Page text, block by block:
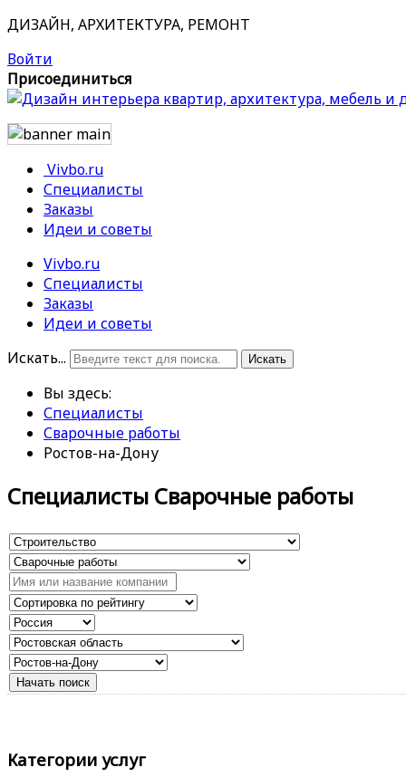
ДИЗАЙН, АРХИТЕКТУРА, РЕМОНТ
Войти
Присоединиться
Vivbo.ru
Специалисты
Заказы
Идеи и советы
Vivbo.ru
Специалисты
Заказы
Идеи и советы
Искать...
Искать
Вы здесь:
Специалисты
Сварочные работы
Ростов-на-Дону
Специалисты Сварочные работы
Категории услуг